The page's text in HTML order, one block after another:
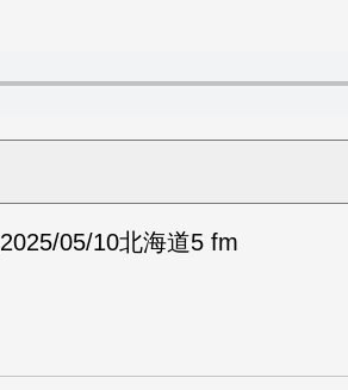
2025/05/10北海道5 fm